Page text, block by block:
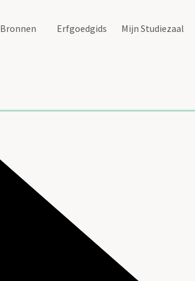
Bronnen Erfgoedgids Mijn Studiezaal